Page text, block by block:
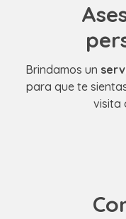
Brindamos un
para que te
visita